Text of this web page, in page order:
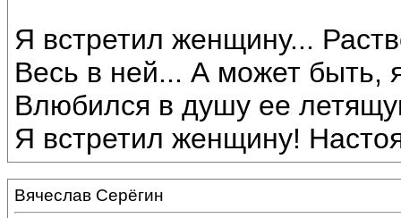
Я встретил женщину...
Весь в ней... А может быть,
Влюбился в душу ее
Я встретил женщину!
Вячеслав Серёгин